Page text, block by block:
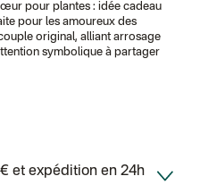
pour plantes : idée cadeau
pour les amoureux des
original, alliant arrosage
symbolique à partager
et expédition en 24h